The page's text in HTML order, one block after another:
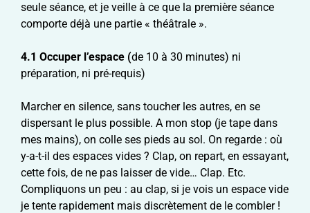
seule séance, et je veille à ce que la première séance
comporte déjà une partie « théâtrale ».
4.1 Occuper l’espace (de 10 à 30 minutes) ni
préparation, ni pré-requis)
Marcher en silence, sans toucher les autres, en se
dispersant le plus possible. A mon stop (je tape dans
mes mains), on colle ses pieds au sol. On regarde : où
y-a-t-il des espaces vides ? Clap, on repart, en essayant,
cette fois, de ne pas laisser de vide… Clap. Etc.
Compliquons un peu : au clap, si je vois un espace vide
je tente rapidement mais discrètement de le combler !